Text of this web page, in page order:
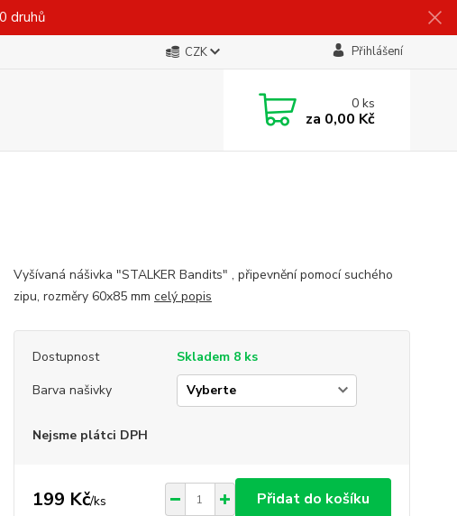
druhů
CZK Přihlášení
0ks
za 0,00 Kč
Vyšívaná nášivka "STALKER Bandits" , připevnění pomocí suchého
zipu, rozměry 60x85 mm celý popis
Dostupnost
Skladem 8 ks
Barva našivky
Nejsme plátci DPH
199 Kč/ks Přidat do košíku